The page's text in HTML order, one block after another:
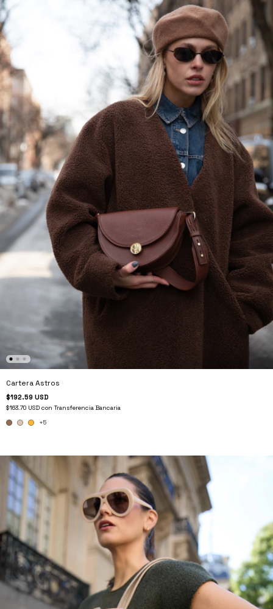
Cartera Astros
$192.59 USD
$163.70 USD con Transferencia Bancaria
+5